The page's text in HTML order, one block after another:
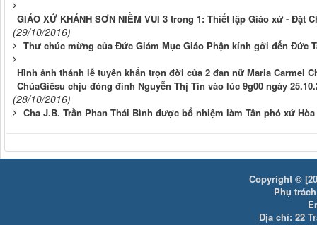
GIÁO XỨ KHÁNH SƠN NIỀM VUI 3 trong 1: Thiết lập Giáo xứ -
(29/10/2016)
Thư chúc mừng của Đức Giám Mục Giáo Phận kính gởi đến Đức
Hình ảnh thánh lễ tuyên khấn trọn đời của 2 đan nữ Maria Carmel
ChúaGiêsu chịu đóng đinh Nguyễn Thị Tin vào lúc 9g00 ngày
(28/10/2016)
Cha J.B. Trần Phan Thái Bình được bổ nhiệm làm Tân phó xứ Hòa
Copyright ©
Phụ
Địa chỉ: 22